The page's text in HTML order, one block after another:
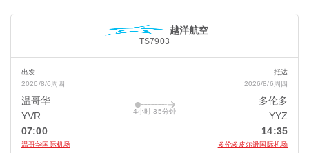
越洋航空
TS7903
出发
2026/8/6周四
温哥华
YVR
07:00
温哥华国际机场
4小时 35分钟
抵达
2026/8/6周四
多伦多
YYZ
14:35
多伦多皮尔逊国际机场